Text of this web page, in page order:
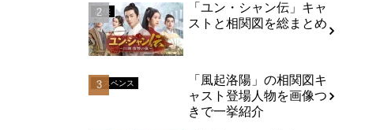
ー
武侠
「ユン・シャン伝」キャ
ストと相関図を総まとめ
サスペンス
「風起洛陽」の相関図キ
ャスト登場人物を画像つ
きで一挙紹介